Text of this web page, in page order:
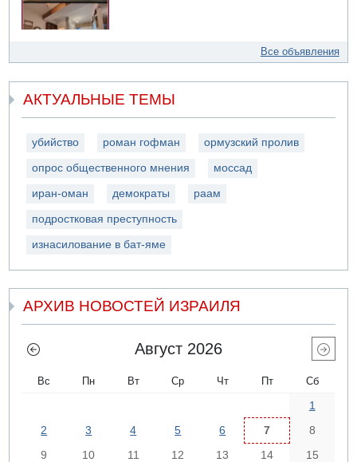
Все объявления
АКТУАЛЬНЫЕ ТЕМЫ
убийство роман гофман ормузский пролив
опрос общественного мнения моссад
иран-оман демократы раам
подростковая преступность
изнасилование в бат-яме
АРХИВ НОВОСТЕЙ ИЗРАИЛЯ
Август 2026
Вс Пн Вт Ср Чт Пт Сб
1
2
3 4 5 6 7
8
9
10 11 12 13 14
15